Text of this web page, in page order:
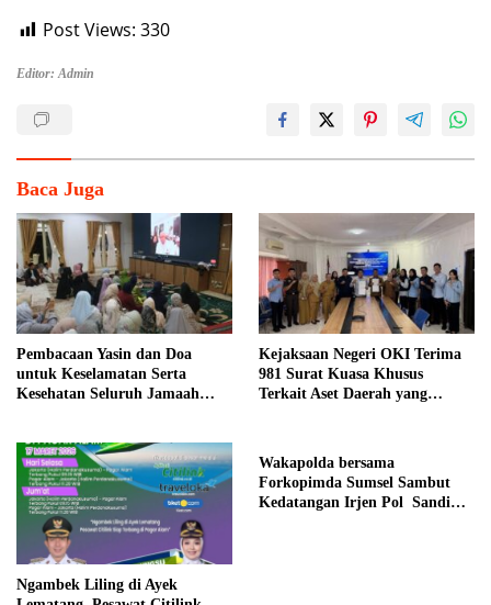
Post Views: 330
Editor: Admin
Baca Juga
Pembacaan Yasin dan Doa
untuk Keselamatan Serta
Kesehatan Seluruh Jamaah
Kejaksaan Negeri OKI Terima
981 Surat Kuasa Khusus
Terkait Aset Daerah yang
Ngambek Liling di Ayek
Wakapolda bersama
Forkopimda Sumsel Sambut
Kedatangan Irjen Pol Sandi